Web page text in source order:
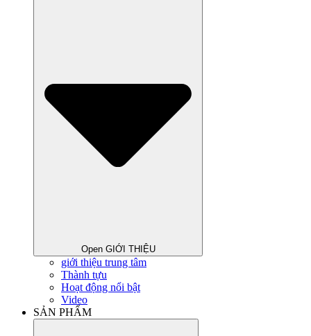
Open GIỚI THIỆU
giới thiệu trung tâm
Thành tựu
Hoạt động nổi bật
Video
SẢN PHẨM